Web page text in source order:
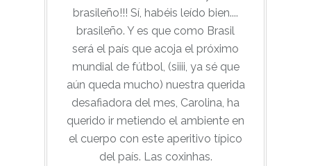
brasileño!!! Sí, habéis leído bien....
brasileño. Y es que como Brasil
será el país que acoja el próximo
mundial de fútbol, (siiii, ya sé que
aún queda mucho) nuestra querida
desafiadora del mes, Carolina, ha
querido ir metiendo el ambiente en
el cuerpo con este aperitivo típico
del país. Las coxinhas.